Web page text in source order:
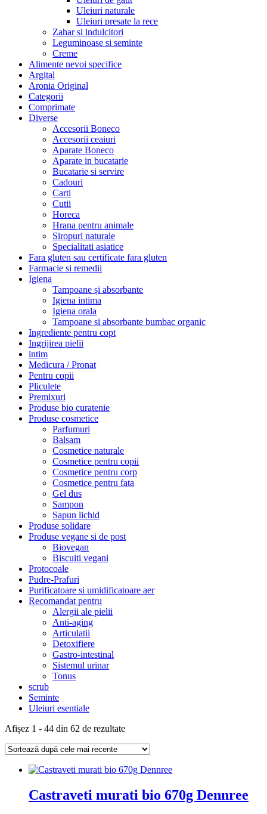
Uleiuri naturale
Uleiuri presate la rece
Zahar si indulcitori
Leguminoase si seminte
Creme
Alimente nevoi specifice
Argital
Aronia Original
Categorii
Comprimate
Diverse
Accesorii Boneco
Accesorii ceaiuri
Aparate Boneco
Aparate in bucatarie
Bucatarie si servire
Cadouri
Carti
Cutii
Horeca
Hrana pentru animale
Siropuri naturale
Specialitati asiatice
Fara gluten sau certificate fara gluten
Farmacie si remedii
Igiena
Tampoane și absorbante
Igiena intima
Igiena orala
Tampoane si absorbante bumbac organic
Ingrediente pentru copt
Ingrijirea pielii
intim
Medicura / Pronat
Pentru copii
Pliculete
Premixuri
Produse bio curatenie
Produse cosmetice
Parfumuri
Balsam
Cosmetice naturale
Cosmetice pentru copii
Cosmetice pentru corp
Cosmetice pentru fata
Gel dus
Sampon
Sapun lichid
Produse solidare
Produse vegane si de post
Biovegan
Biscuiti vegani
Protocoale
Pudre-Prafuri
Purificatoare si umidificatoare aer
Recomandat pentru
Alergii ale pielii
Anti-aging
Articulatii
Detoxifiere
Gastro-intestinal
Sistemul urinar
Tonus
scrub
Seminte
Uleiuri esentiale
Afișez 1 - 44 din 62 de rezultateSortat
recente
Castraveti murati bio 670g Dennree